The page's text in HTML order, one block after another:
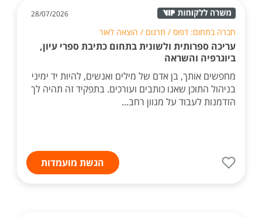
28/07/2026
חברה בתחום: דפוס / תרגום / הוצאה לאור
עריכה ספרותית ולשונית בתחום כתיבת ספרי עיון,
ביוגרפיה והשראה
מחפשים אותך, בן אדם של מילים ואנשים, להיות יד ימיני
בניהול התוכן שאנו כותבים ועורכים. בתפקיד זה תהיה לך
הזדמנות לעבוד על מגוון רחב...
הגשת מועמדות